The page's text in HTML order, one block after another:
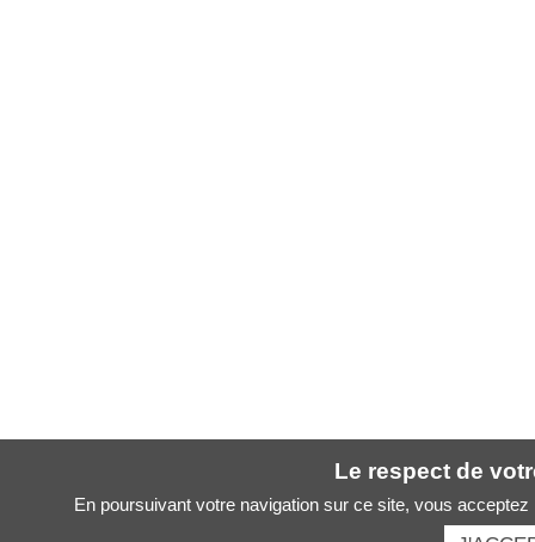
Le respect de
En poursuivant votre navigation sur ce site, vous